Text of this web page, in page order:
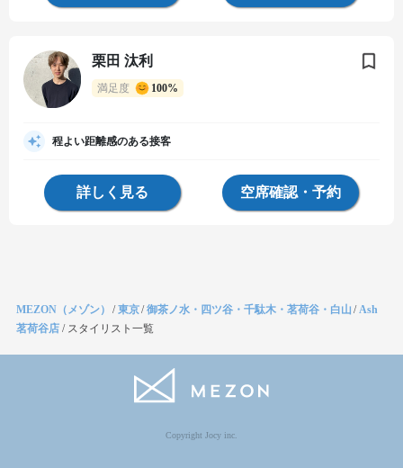
栗田 汰利
満足度 100%
程よい距離感のある接客
詳しく見る 空席確認・予約
MEZON（メゾン） /東京/御茶ノ水・四ツ谷・千駄木・茗荷谷・白山 /Ash
茗荷谷店 / スタイリスト一覧
Copyright Jocy inc.